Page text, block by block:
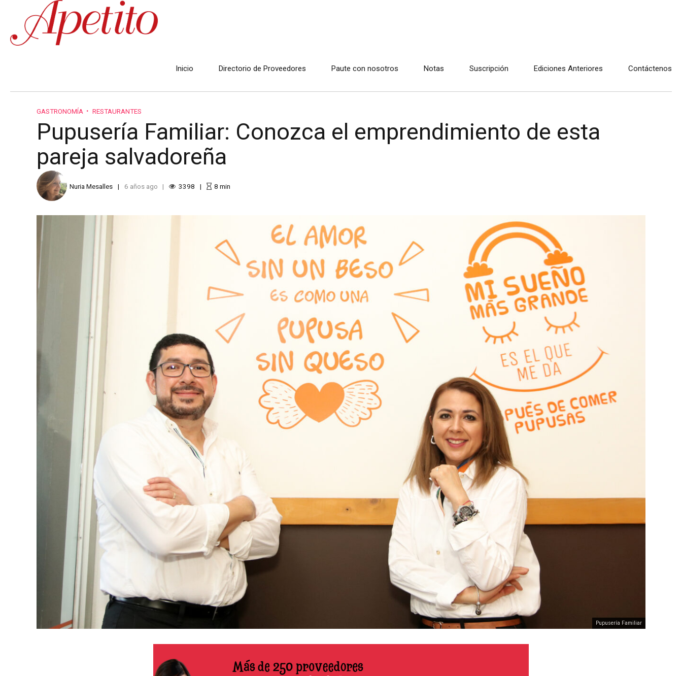
Inicio Directorio de Proveedores Paute con nosotros Notas Suscripción Ediciones Anteriores Contáctenos
GASTRONOMÍA RESTAURANTES
Pupusería Familiar: Conozca el emprendimiento de esta
pareja salvadoreña
Nuria Mesalles 6 años ago 3398 8 min
Pupusería Familiar